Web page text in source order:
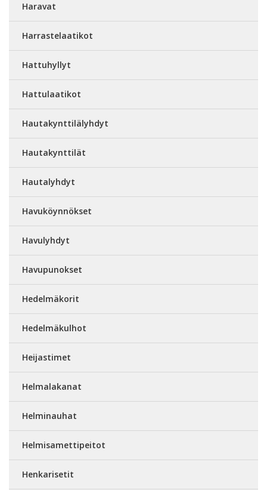
Haravat
Harrastelaatikot
Hattuhyllyt
Hattulaatikot
Hautakynttilälyhdyt
Hautakynttilät
Hautalyhdyt
Havuköynnökset
Havulyhdyt
Havupunokset
Hedelmäkorit
Hedelmäkulhot
Heijastimet
Helmalakanat
Helminauhat
Helmisamettipeitot
Henkarisetit